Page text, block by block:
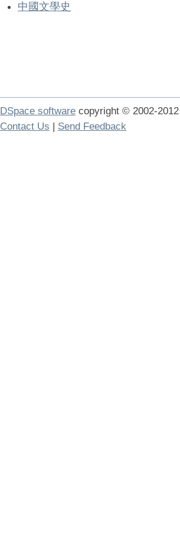
中國文學史
DSpace software copyright © 2002-2012
Contact Us | Send Feedback